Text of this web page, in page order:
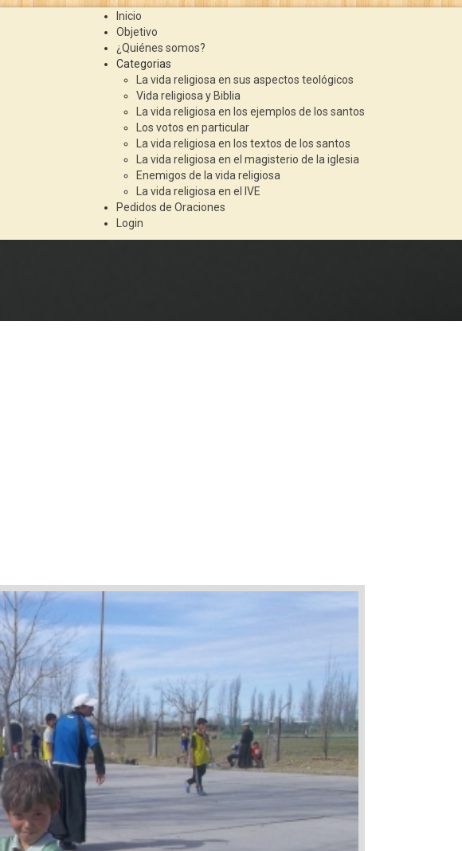
Inicio
Objetivo
¿Quiénes somos?
Categorias
La vida religiosa en sus aspectos teológicos
Vida religiosa y Biblia
La vida religiosa en los ejemplos de los santos
Los votos en particular
La vida religiosa en los textos de los santos
La vida religiosa en el magisterio de la iglesia
Enemigos de la vida religiosa
La vida religiosa en el IVE
Pedidos de Oraciones
Login